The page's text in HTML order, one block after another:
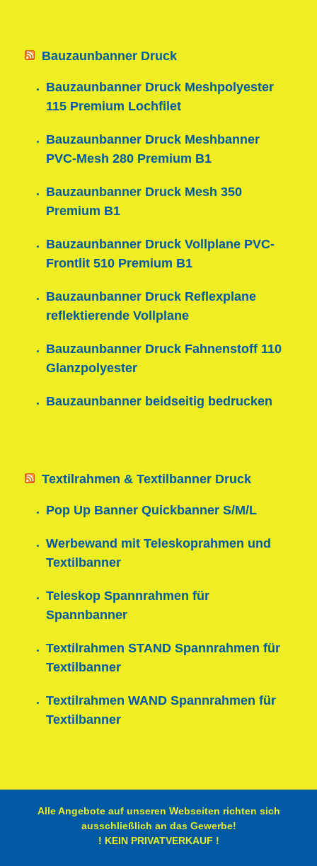
Bauzaunbanner Druck
Bauzaunbanner Druck Meshpolyester
115 Premium Lochfilet
Bauzaunbanner Druck Meshbanner
PVC-Mesh 280 Premium B1
Bauzaunbanner Druck Mesh 350
Premium B1
Bauzaunbanner Druck Vollplane PVC-
Frontlit 510 Premium B1
Bauzaunbanner Druck Reflexplane
reflektierende Vollplane
Bauzaunbanner Druck Fahnenstoff 110
Glanzpolyester
Bauzaunbanner beidseitig bedrucken
Textilrahmen & Textilbanner Druck
Pop Up Banner Quickbanner S/M/L
Werbewand mit Teleskoprahmen und
Textilbanner
Teleskop Spannrahmen für
Spannbanner
Textilrahmen STAND Spannrahmen für
Textilbanner
Textilrahmen WAND Spannrahmen für
Textilbanner
Alle Angebote auf unseren Webseiten richten sich
ausschließlich an das Gewerbe!
! KEIN PRIVATVERKAUF !